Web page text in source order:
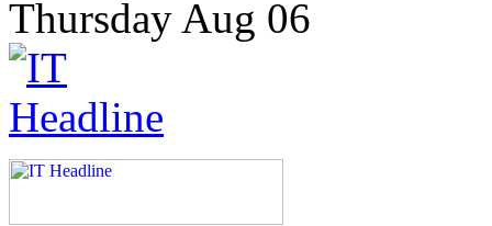
Thursday Aug 06